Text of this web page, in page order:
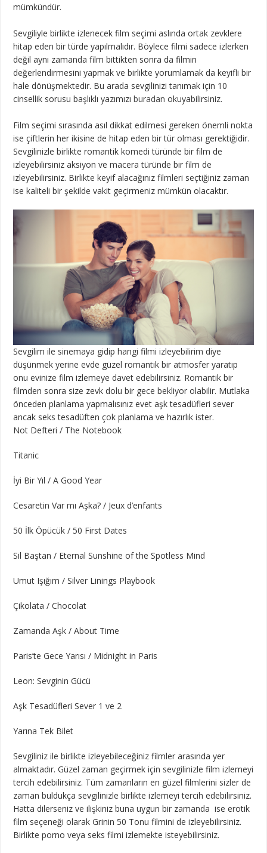
mümkündür.
Sevgiliyle birlikte izlenecek film seçimi aslında ortak zevklere
hitap eden bir türde yapılmalıdır. Böylece filmi sadece izlerken
değil aynı zamanda film bittikten sonra da filmin
değerlendirmesini yapmak ve birlikte yorumlamak da keyifli bir
hale dönüşmektedir. Bu arada sevgilinizi tanımak için 10
cinsellik sorusu başlıklı yazımızıburadan okuyabilirsiniz.
Film seçimi sırasında asıl dikkat edilmesi gereken önemli nokta
ise çiftlerin her ikisine de hitap eden bir tür olması gerektiğidir.
Sevgilinizle birlikte romantik komedi türünde bir film de
izleyebilirsiniz aksiyon ve macera türünde bir film de
izleyebilirsiniz. Birlikte keyif alacağınız filmleri seçtiğiniz zaman
ise kaliteli bir şekilde vakit geçirmeniz mümkün olacaktır.
Sevgilim ile sinemaya gidip hangi filmi izleyebilirim diye
düşünmek yerine evde güzel romantik bir atmosfer yaratıp
onu evinize film izlemeye davet edebilirsiniz. Romantik bir
filmden sonra size zevk dolu bir gece bekliyor olabilir. Mutlaka
önceden planlama yapmalısınız evet aşk tesadüfleri sever
ancak seks tesadüften çok planlama ve hazırlık ister.
Not Defteri / The Notebook
Titanic
İyi Bir Yıl / A Good Year
Cesaretin Var mı Aşka? / Jeux d’enfants
50 İlk Öpücük / 50 First Dates
Sil Baştan / Eternal Sunshine of the Spotless Mind
Umut Işığım / Silver Linings Playbook
Çikolata / Chocolat
Zamanda Aşk / About Time
Paris’te Gece Yarısı / Midnight in Paris
Leon: Sevginin Gücü
Aşk Tesadüfleri Sever 1 ve 2
Yarına Tek Bilet
Sevgiliniz ile birlikte izleyebileceğiniz filmler arasında yer
almaktadır. Güzel zaman geçirmek için sevgilinizle film izlemeyi
tercih edebilirsiniz. Tüm zamanların en güzel filmlerini sizler de
zaman buldukça sevgilinizle birlikte izlemeyi tercih edebilirsiniz.
Hatta dilerseniz ve ilişkiniz buna uygun bir zamanda ise erotik
film seçeneği olarak Grinin 50 Tonu filmini de izleyebilirsiniz.
Birlikte porno veya seks filmi izlemekte isteyebilirsiniz.